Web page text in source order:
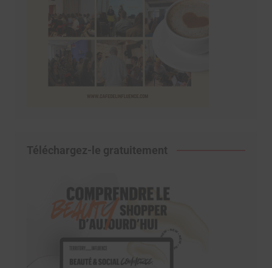
Téléchargez-le gratuitement